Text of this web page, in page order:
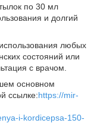
по 30 мл
и долгий
любых
состояний или
с врачом.
основном
ссылке:https://mir-
i-kordicepsa-150-